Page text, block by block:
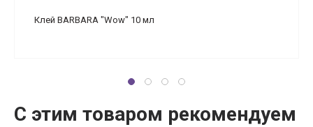
Клей BARBARA "Wow" 10 мл
С этим товаром рекомендуем